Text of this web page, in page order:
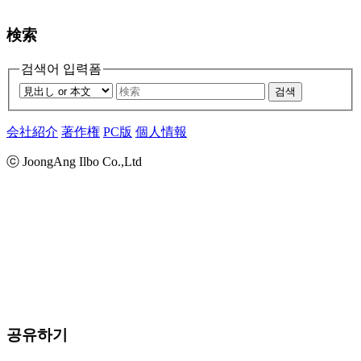
検索
검색어 입력폼
검색
会社紹介 著作権 PC版 個人情報
ⓒ JoongAng Ilbo Co.,Ltd
공유하기